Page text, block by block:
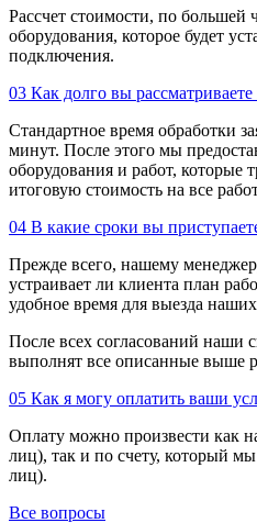
Рассчет стоимости, по большей
оборудования, которое будет
подключения.
03 Как долго вы
Стандартное время обработки
минут. После этого мы
оборудования и работ, которые
итоговую стоимость на все
04 В какие сроки вы
Прежде всего, нашему
устраивает ли клиента план
удобное время для выезда
После всех согласований наши
выполнят все описанные выше
05 Как я могу оплатить ваши
Оплату можно произвести как
лиц), так и по счету, который
лиц).
Все вопросы